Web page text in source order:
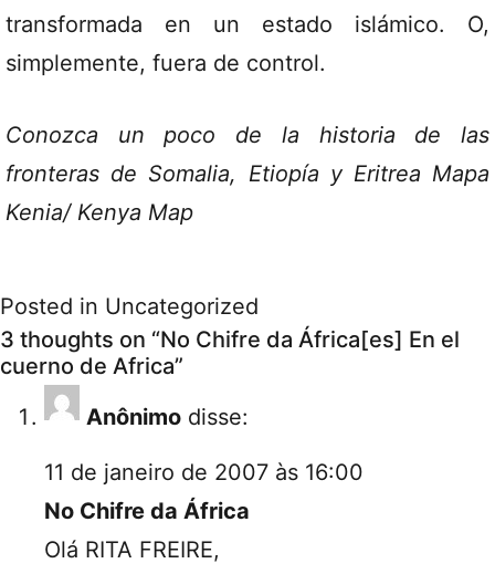
transformada en un estado islámico. O,
simplemente, fuera de control.
Conozca un poco de la historia de las
fronteras de Somalia, Etiopía y Eritrea Mapa
Kenia/ Kenya Map
Posted in Uncategorized
3 thoughts on “No Chifre da África[es] En el
cuerno de Africa”
Anônimo disse:
11 de janeiro de 2007 às 16:00
No Chifre da África
Olá RITA FREIRE,